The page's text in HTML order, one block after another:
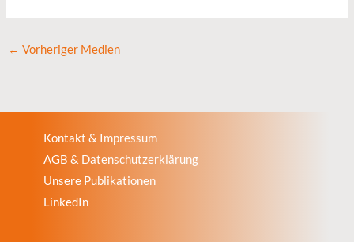
← Vorheriger Medien
Kontakt & Impressum
AGB & Datenschutzerklärung
Unsere Publikationen
LinkedIn